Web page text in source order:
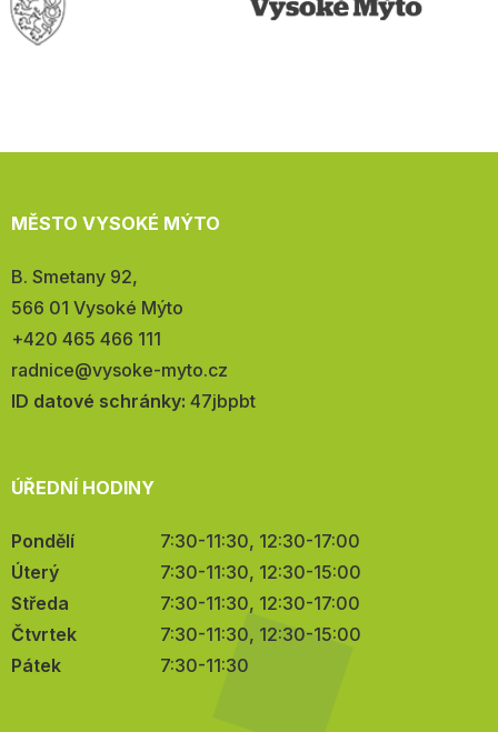
MĚSTO VYSOKÉ MÝTO
Adresa:
B. Smetany 92,
566 01 Vysoké Mýto
Telefon:
+420 465 466 111
E-
mail:
radnice@vysoke-myto.cz
ID datové schránky: 47jbpbt
ÚŘEDNÍ HODINY
Pondělí
7:30-11:30, 12:30-17:00
Úterý
7:30-11:30, 12:30-15:00
Středa
7:30-11:30, 12:30-17:00
Čtvrtek
7:30-11:30, 12:30-15:00
Pátek
7:30-11:30